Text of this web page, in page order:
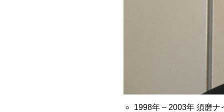
1998年 – 2003年 須磨ナ